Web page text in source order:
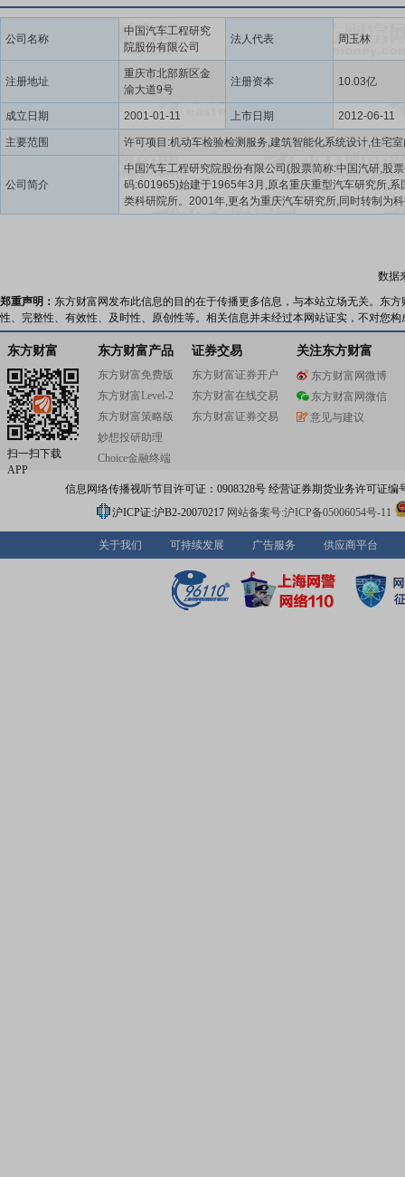
公司名称
中国汽车工程研究
院股份有限公司
法人代表 周玉林
注册地址
重庆市北部新区金
渝大道9号
注册资本 10.03亿
成立日期 2001-01-11 上市日期 2012-06-11
主要范围
公司简介
中国汽车工程研究院股份有限公司(股票简称:中国汽研,股
码:601965)始建于1965年3月,原名重庆重型汽车研究所,系
类科研院所。2001年,更名为重庆汽车研究所,同时转制为
企业。2003年,划归国务院国资委管理。2006年,与中国通
月11日,中国汽研在上海证券交易所正式挂牌上市。2023
过央企专业化整合正式重组并入中国检验认证(集团)有限公
国汽研积极服务国家战略和行业发展,深刻践行央企责任使
起以重庆本部为核心,辐射全国主要汽车产业集群的技术服
拥有国家燃气汽车工程技术研究中心、汽车噪声振动和安
能源汽车质量检验检测中心、国家机器人检测与评定中心(
国家机动车质量检验检测中心(重庆)、国家氢能动力质量检
中心、国家机动车质量检验检测中心(广东)、国家智能网联
量监督检验中心(湖南)等国家级平台,是我国汽车产品开发
研究、质量检测的公共科技创新平台,推动汽车产业技术进
国汽研坚持基础研究投入,现已构建起北京院、苏州院、深
部、装备事业部、后市场事业部(筹)为一体的集群体系,并
准认证中心、政研咨询中心、品牌宣传中心、数据信息中
案、软件数据、装备产业三类产品,为汽车行业高质量持续
供科技支撑、为汽车企业品牌与品质提升提供技术服务、
者公正合理消费提供顾问支持,致力成为以标准为核心,集成
务、数据应用、装备推广的科技平台公司。面向未来,中国
终牢记为汽车工业发展注入强劲科技动力的使命,秉承创新
数据
郑重声明： 东方财富网发布此信息的目的在于传播更多信息，与本站立场无关。东
性、完整性、有效性、及时性、原创性等。相关信息并未经过本网站证实，不对您
东方财富
扫一扫下载
APP
东方财富产品
东方财富免费版
东方财富Level-2
东方财富策略版
妙想投研助理
Choice金融终端
证券交易
东方财富证券开户
东方财富在线交易
东方财富证券交易
关注东方财富
东方财富网微博
东方财富网微信
意见与建议
信息网络传播视听节目许可证：0908328号 经营证券期货业务许可证编
沪ICP证:沪B2-20070217 网站备案号:沪ICP备05006054号-11
关于我们 可持续发展 广告服务 供应商平台